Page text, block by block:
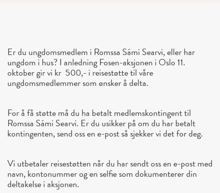
Er du ungdomsmedlem i Romssa Sámi Searvi, eller har
ungdom i hus? I anledning Fosen-aksjonen i Oslo 11.
oktober gir vi kr 500,- i reisestøtte til våre
ungdomsmedlemmer som ønsker å delta.
For å få støtte må du ha betalt medlemskontingent til
Romssa Sámi Searvi. Er du usikker på om du har betalt
kontingenten, send oss en e-post så sjekker vi det for deg.
Vi utbetaler reisestøtten når du har sendt oss en e-post med
navn, kontonummer og en selfie som dokumenterer din
deltakelse i aksjonen.